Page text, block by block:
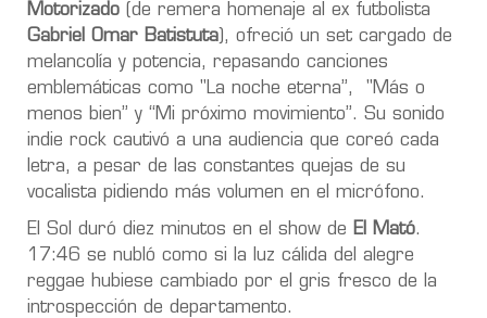
Motorizado (de remera homenaje al ex futbolista
Gabriel Omar Batistuta ), ofreció un set cargado de
melancolía y potencia, repasando canciones
emblemáticas como "La noche eterna”, "Más o
menos bien” y “Mi próximo movimiento”. Su sonido
indie rock cautivó a una audiencia que coreó cada
letra, a pesar de las constantes quejas de su
vocalista pidiendo más volumen en el micrófono.
El Sol duró diez minutos en el show de El Mató.
17:46 se nubló como si la luz cálida del alegre
reggae hubiese cambiado por el gris fresco de la
introspección de departamento.